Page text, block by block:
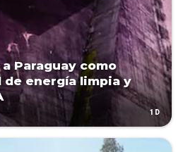
Paraguay como
energía limpia y
1D